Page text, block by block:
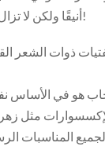
أنيقًا ولكن لا تزال تظهر بعض البشرة!
ذوات الشعر
هو في الأساس
مثل
المناسبات